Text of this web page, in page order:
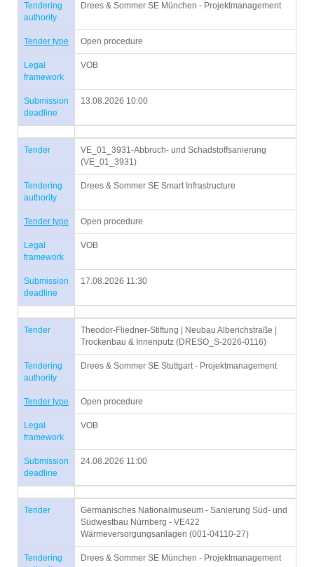
Tendering
authority
Drees & Sommer SE München - Projektmanagement
Tender type Open procedure
Legal
framework
VOB
Submission
deadline
13.08.2026 10:00
Tender
VE_01_3931-Abbruch- und Schadstoffsanierung
(VE_01_3931)
Tendering
authority
Drees & Sommer SE Smart Infrastructure
Tender type Open procedure
Legal
framework
VOB
Submission
deadline
17.08.2026 11:30
Tender
Theodor-Fliedner-Stiftung | Neubau Alberichstraße |
Trockenbau & Innenputz (DRESO_S-2026-0116)
Tendering
authority
Drees & Sommer SE Stuttgart - Projektmanagement
Tender type Open procedure
Legal
framework
VOB
Submission
deadline
24.08.2026 11:00
Tender
Germanisches Nationalmuseum - Sanierung Süd- und
Südwestbau Nürnberg - VE422
Wärmeversorgungsanlagen (001-04110-27)
Tendering
Drees & Sommer SE München - Projektmanagement